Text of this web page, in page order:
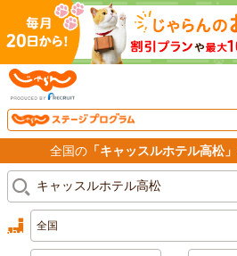
全国の 「キャッスルホテル高松」
全国